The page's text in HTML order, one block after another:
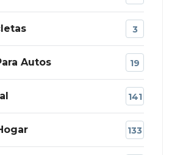
3
Autos 19
141
133